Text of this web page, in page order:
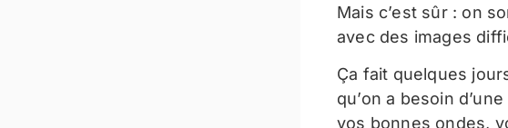
Mais c’est sûr : on
avec des images
Ça fait quelques
qu’on a besoin
vos bonnes ondes,